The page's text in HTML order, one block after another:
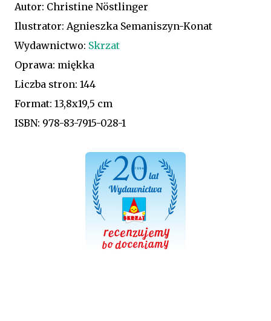
Autor: Christine Nöstlinger
Ilustrator: Agnieszka Semaniszyn-Konat
Wydawnictwo: Skrzat
Oprawa: miękka
Liczba stron: 144
Format: 13,8x19,5 cm
ISBN: 978-83-7915-028-1